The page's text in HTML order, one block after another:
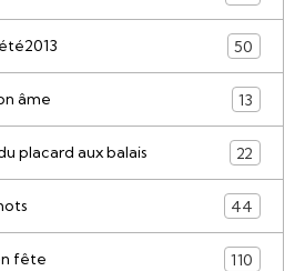
50
âme 13
placard aux balais 22
44
fête 110